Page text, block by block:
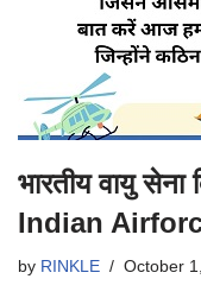
भारतीय वायु
Indian
by RINKLE October